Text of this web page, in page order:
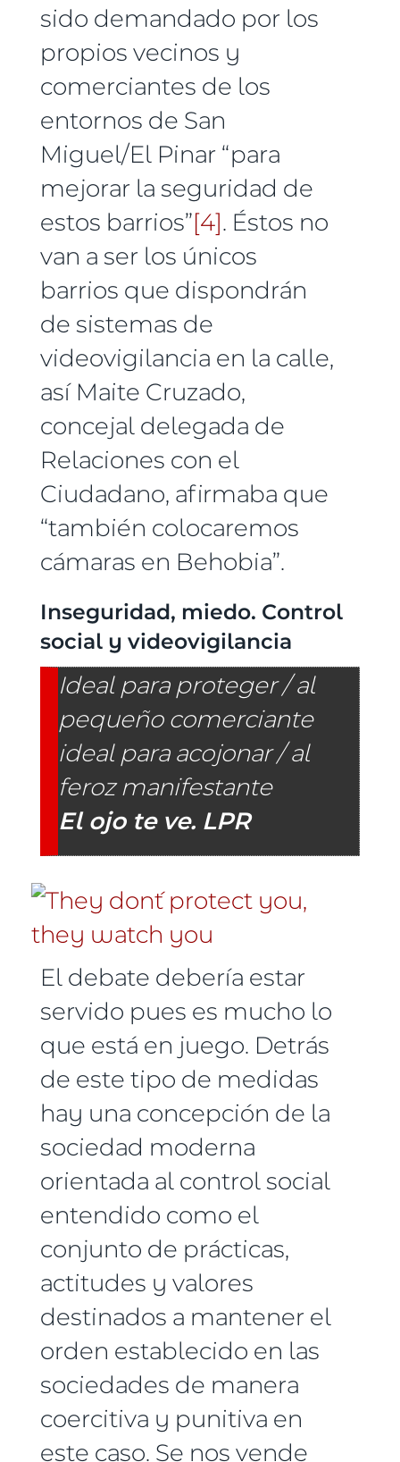
sido demandado por los
propios vecinos y
comerciantes de los
entornos de San
Miguel/El Pinar “para
mejorar la seguridad de
estos barrios”[4]. Éstos no
van a ser los únicos
barrios que dispondrán
de sistemas de
videovigilancia en la calle,
así Maite Cruzado,
concejal delegada de
Relaciones con el
Ciudadano, afirmaba que
“también colocaremos
cámaras en Behobia”.
Inseguridad, miedo. Control
social y videovigilancia
Ideal para proteger / al
pequeño comerciante
ideal para acojonar / al
feroz manifestante
El ojo te ve. LPR
El debate debería estar
servido pues es mucho lo
que está en juego. Detrás
de este tipo de medidas
hay una concepción de la
sociedad moderna
orientada al control social
entendido como el
conjunto de prácticas,
actitudes y valores
destinados a mantener el
orden establecido en las
sociedades de manera
coercitiva y punitiva en
este caso. Se nos vende